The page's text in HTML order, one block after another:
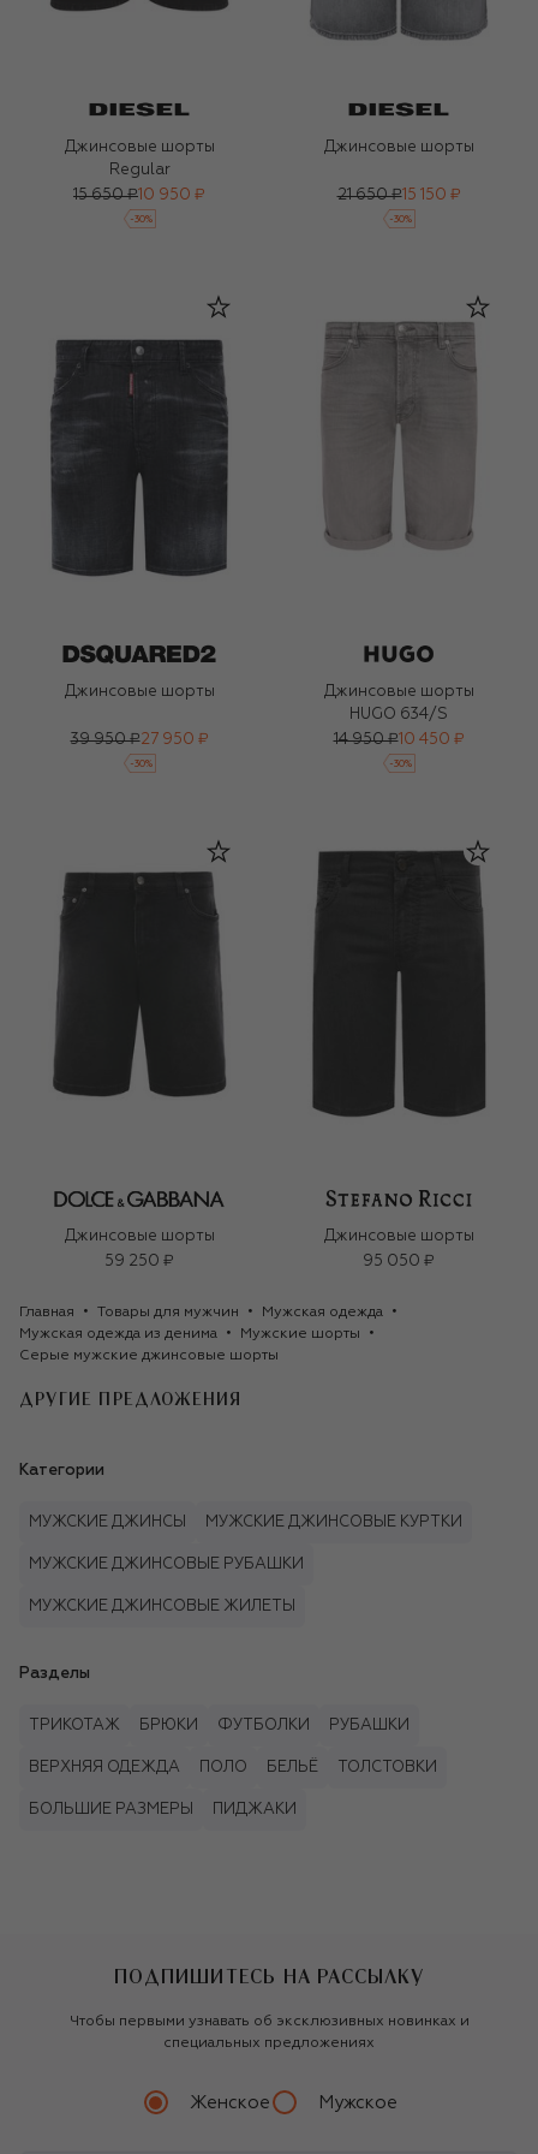
Джинсовые шорты
Regular
15 650 ₽ 10 950 ₽
-30%
Джинсовые шорты
21 650 ₽15 150 ₽
-30%
Джинсовые шорты
39 950 ₽27 950 ₽
-30%
Джинсовые шорты
HUGO 634/S
14 950 ₽10 450 ₽
-30%
Джинсовые шорты
59 250 ₽
Джинсовые шорты
95 050 ₽
Главная Товары для мужчин
Мужская одежда
Мужская одежда из денима
Мужские шорты
Серые мужские джинсовые шорты
ДРУГИЕ ПРЕДЛОЖЕНИЯ
Категории
МУЖСКИЕ ДЖИНСЫ МУЖСКИЕ ДЖИНСОВЫЕ КУРТКИ
МУЖСКИЕ ДЖИНСОВЫЕ РУБАШКИ
МУЖСКИЕ ДЖИНСОВЫЕ ЖИЛЕТЫ
Разделы
ТРИКОТАЖ БРЮКИ ФУТБОЛКИ РУБАШКИ
ВЕРХНЯЯ ОДЕЖДА ПОЛО БЕЛЬЁ ТОЛСТОВКИ
БОЛЬШИЕ РАЗМЕРЫ ПИДЖАКИ
ПОДПИШИТЕСЬ НА РАССЫЛКУ
Чтобы первыми узнавать об эксклюзивных новинках и
специальных предложениях
Женское Мужское